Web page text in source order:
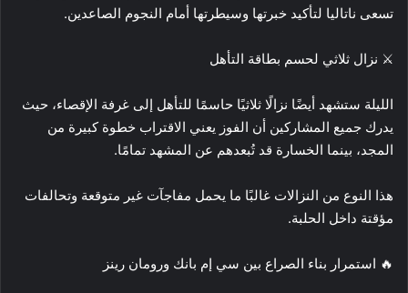
تسعى ناتاليا لتأكيد خبرتها وسيطرتها أمام النجوم الصاعدين.
⚔️ نزال ثلاثي لحسم بطاقة التأهل
الليلة ستشهد أيضًا نزالًا ثلاثيًا حاسمًا للتأهل إلى غرفة الإقصاء، حيث
يدرك جميع المشاركين أن الفوز يعني الاقتراب خطوة كبيرة من
المجد، بينما الخسارة قد تُبعدهم عن المشهد تمامًا.
هذا النوع من النزالات غالبًا ما يحمل مفاجآت غير متوقعة وتحالفات
مؤقتة داخل الحلبة.
🔥 استمرار بناء الصراع بين سي إم بانك ورومان رينز